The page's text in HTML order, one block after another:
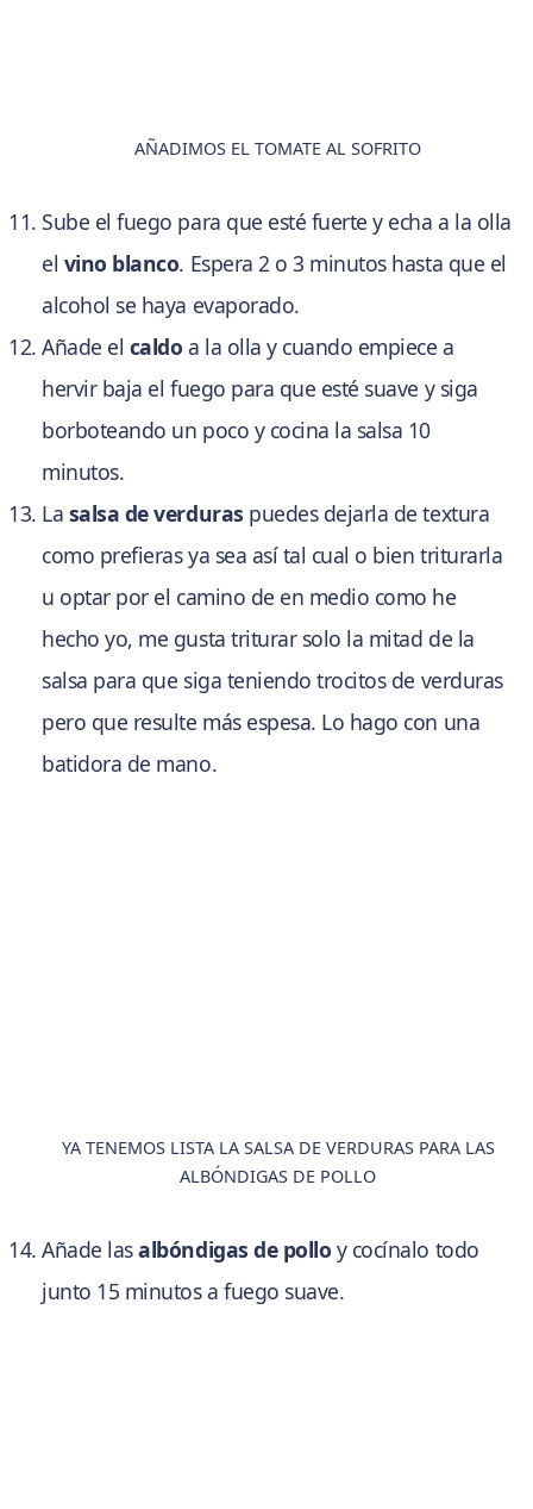
AÑADIMOS EL TOMATE AL SOFRITO
Sube el fuego para que esté fuerte y echa a la olla
el vino blanco. Espera 2 o 3 minutos hasta que el
alcohol se haya evaporado.
Añade el caldo a la olla y cuando empiece a
hervir baja el fuego para que esté suave y siga
borboteando un poco y cocina la salsa 10
minutos.
La salsa de verduras puedes dejarla de textura
como prefieras ya sea así tal cual o bien triturarla
u optar por el camino de en medio como he
hecho yo, me gusta triturar solo la mitad de la
salsa para que siga teniendo trocitos de verduras
pero que resulte más espesa. Lo hago con una
batidora de mano.
YA TENEMOS LISTA LA SALSA DE VERDURAS PARA LAS
ALBÓNDIGAS DE POLLO
Añade lasalbóndigas de pollo y cocínalo todo
junto 15 minutos a fuego suave.